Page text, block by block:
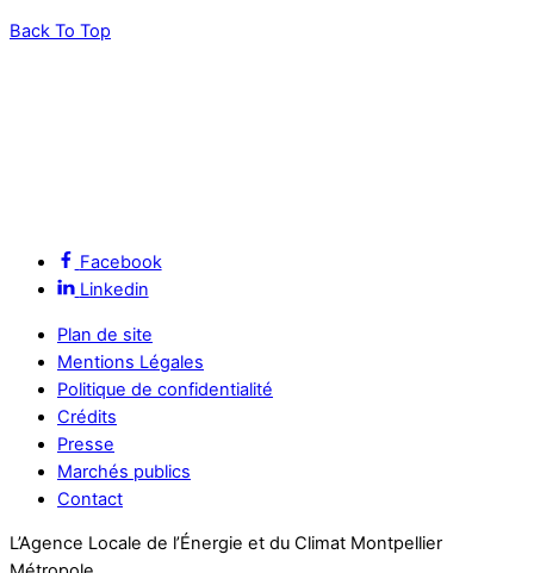
Back To Top
Facebook
Linkedin
Plan de site
Mentions Légales
Politique de confidentialité
Crédits
Presse
Marchés publics
Contact
L’Agence Locale de l’Énergie et du Climat Montpellier